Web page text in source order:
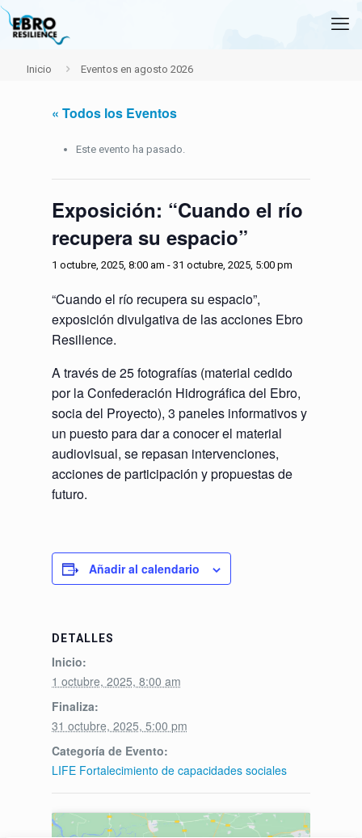
Inicio Eventos en agosto 2026
« Todos los Eventos
Este evento ha pasado.
Exposición: “Cuando el río
recupera su espacio”
1 octubre, 2025, 8:00 am - 31 octubre, 2025, 5:00 pm
“Cuando el río recupera su espacio”,
exposición divulgativa de las acciones Ebro
Resilience.
A través de 25 fotografías (material cedido
por la Confederación Hidrográfica del Ebro,
socia del Proyecto), 3 paneles informativos y
un puesto para dar a conocer el material
audiovisual, se repasan intervenciones,
acciones de participación y propuestas de
futuro.
Añadir al calendario
DETALLES
Inicio:
1 octubre, 2025, 8:00 am
Finaliza:
31 octubre, 2025, 5:00 pm
Categoría de Evento:
LIFE Fortalecimiento de capacidades sociales